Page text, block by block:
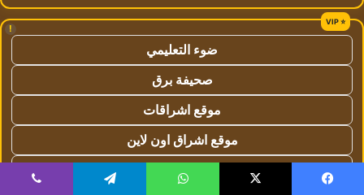
!
ضوء التعليمي
صحيفة برق
موقع اشراقات
موقع اشراق اون لاين
اركان سياحة وسفر